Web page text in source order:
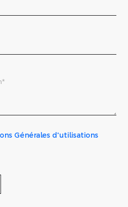
Générales d'utilisations